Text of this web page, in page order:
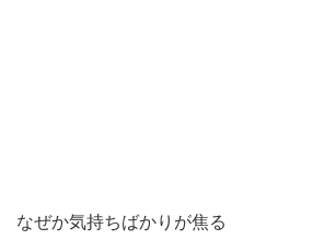
なぜか気持ちばかりが焦る